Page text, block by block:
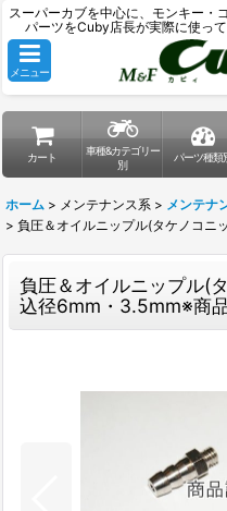
スーパーカブを中心に、モンキー・
パーツをCuby店長が実際に使っ
メニュー
カート
車種&カテゴリー
別
パーツ種類
ホーム > メンテナンス系 > メンテナ
> 負圧＆オイルニップル(タケノコニ
負圧＆オイルニップル(
込径6mm・3.5mm※商